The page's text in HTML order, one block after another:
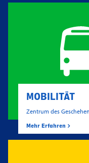
MOBILITÄT
Zentrum des
Mehr Erfahren